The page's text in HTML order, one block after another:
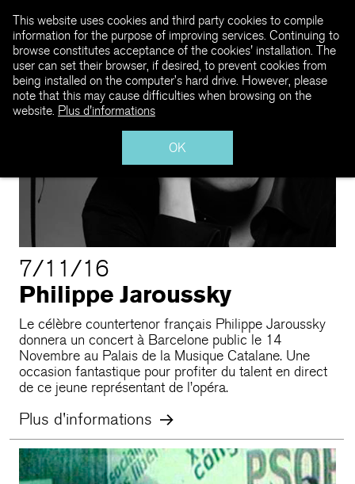
7/11/16
Philippe Jaroussky
Le célèbre countertenor français Philippe Jaroussky
donnera un concert à Barcelone public le 14
Novembre au Palais de la Musique Catalane. Une
occasion fantastique pour profiter du talent en direct
de ce jeune représentant de l’opéra.
Plus d'informations
This website uses cookies and third party cookies to compile
information for the purpose of improving services. Continuing to
browse constitutes acceptance of the cookies' installation. The
user can set their browser, if desired, to prevent cookies from
being installed on the computer’s hard drive. However, please
note that this may cause difficulties when browsing on the
website. Plus d'informations
OK